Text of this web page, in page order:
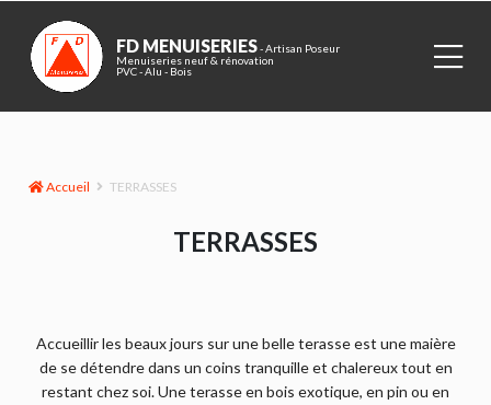
FD MENUISERIES- Artisan Poseur
Menuiseries neuf & rénovation
PVC - Alu - Bois
Accueil TERRASSES
TERRASSES
Accueillir les beaux jours sur une belle terasse est une maière
de se détendre dans un coins tranquille et chalereux tout en
restant chez soi. Une terasse en bois exotique, en pin ou en